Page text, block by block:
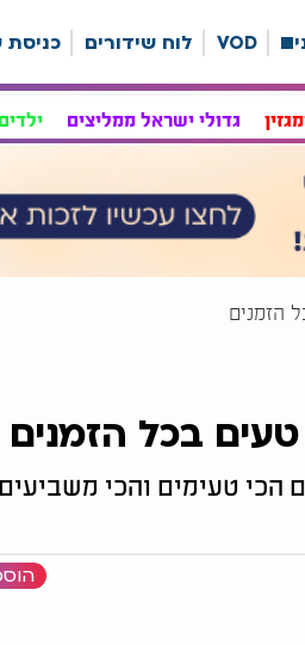
VOD לוח שידורים
גדולי ישראל ממליצים ילדים
הזמנים
בכל הזמנים
טעימים והכי